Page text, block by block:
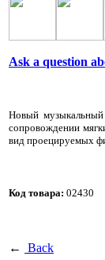
Ask a question
Новый
сопровождении
вид проецируемых
Код товара: 02430
← Back